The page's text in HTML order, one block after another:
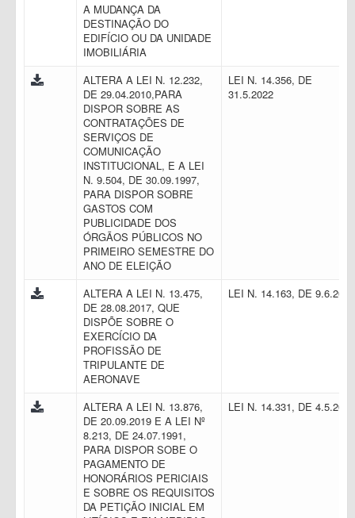
A MUDANÇA DA
DESTINAÇÃO DO
EDIFÍCIO OU DA UNIDADE
IMOBILIÁRIA
ALTERA A LEI N. 12.232,
DE 29.04.2010,PARA
DISPOR SOBRE AS
CONTRATAÇÕES DE
SERVIÇOS DE
COMUNICAÇÃO
INSTITUCIONAL, E A LEI
N. 9.504, DE 30.09.1997,
PARA DISPOR SOBRE
GASTOS COM
PUBLICIDADE DOS
ÓRGÃOS PÚBLICOS NO
PRIMEIRO SEMESTRE DO
ANO DE ELEIÇÃO
LEI N. 14.356, DE
31.5.2022
ALTERA A LEI N. 13.475,
DE 28.08.2017, QUE
DISPÕE SOBRE O
EXERCÍCIO DA
PROFISSÃO DE
TRIPULANTE DE
AERONAVE
LEI N. 14.163, DE
ALTERA A LEI N. 13.876,
DE 20.09.2019 E A LEI Nº
8.213, DE 24.07.1991,
PARA DISPOR SOBE O
PAGAMENTO DE
HONORÁRIOS PERICIAIS
E SOBRE OS REQUISITOS
DA PETIÇÃO INICIAL EM
LEI N. 14.331, DE